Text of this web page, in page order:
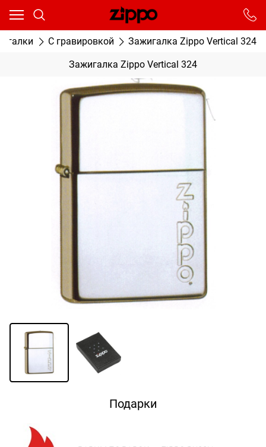
С гравировкой Зажигалка Zippo Vertical 324
Зажигалка Zippo Vertical 324
Подарки
Ваш город - Москва,
От выбранного города зависят сроки доставки